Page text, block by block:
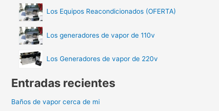
Los Equipos Reacondicionados (OFERTA)
Los generadores de vapor de 110v
Los Generadores de vapor de 220v
Entradas recientes
Baños de vapor cerca de mi